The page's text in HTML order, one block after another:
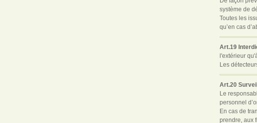
système de
Toutes les
qu’en cas
Art.19
l'extérieur
Les
Art.20
Le
personnel
En cas de
prendre, aux